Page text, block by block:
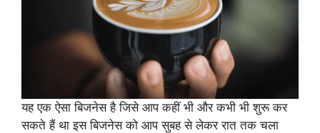
यह एक ऐसा बिजनेस है जिसे आप कहीं भी और कभी भी शुरू कर
सकते हैं था इस बिजनेस को आप सुबह से लेकर रात तक चला